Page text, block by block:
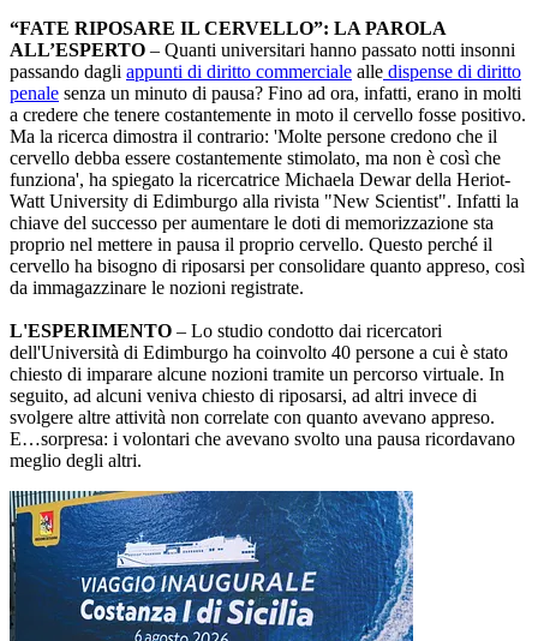
“FATE RIPOSARE IL CERVELLO”: LA PAROLA
ALL’ESPERTO – Quanti universitari hanno passato notti insonni
passando dagli appunti di diritto commerciale alle dispense di diritto
penale senza un minuto di pausa? Fino ad ora, infatti, erano in molti
a credere che tenere costantemente in moto il cervello fosse positivo.
Ma la ricerca dimostra il contrario: 'Molte persone credono che il
cervello debba essere costantemente stimolato, ma non è così che
funziona', ha spiegato la ricercatrice Michaela Dewar della Heriot-
Watt University di Edimburgo alla rivista "New Scientist". Infatti la
chiave del successo per aumentare le doti di memorizzazione sta
proprio nel mettere in pausa il proprio cervello. Questo perché il
cervello ha bisogno di riposarsi per consolidare quanto appreso, così
da immagazzinare le nozioni registrate.
L'ESPERIMENTO – Lo studio condotto dai ricercatori
dell'Università di Edimburgo ha coinvolto 40 persone a cui è stato
chiesto di imparare alcune nozioni tramite un percorso virtuale. In
seguito, ad alcuni veniva chiesto di riposarsi, ad altri invece di
svolgere altre attività non correlate con quanto avevano appreso.
E…sorpresa: i volontari che avevano svolto una pausa ricordavano
meglio degli altri.